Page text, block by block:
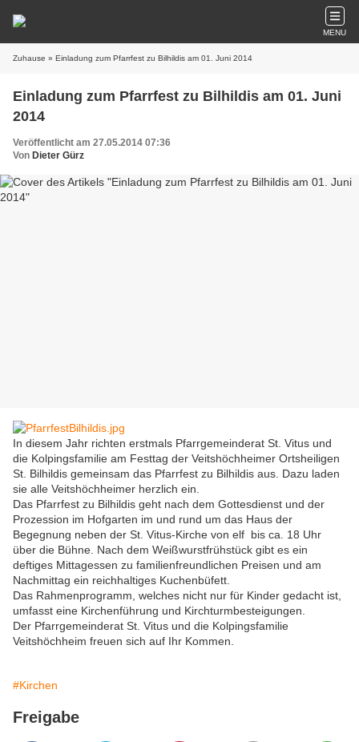
MENU
Zuhause » Einladung zum Pfarrfest zu Bilhildis am 01. Juni 2014
Einladung zum Pfarrfest zu Bilhildis am 01. Juni
2014
Veröffentlicht am 27.05.2014 07:36
Von Dieter Gürz
In diesem Jahr richten erstmals Pfarrgemeinderat St. Vitus und
die Kolpingsfamilie am Festtag der Veitshöchheimer Ortsheiligen
St. Bilhildis gemeinsam das Pfarrfest zu Bilhildis aus. Dazu laden
sie alle Veitshöchheimer herzlich ein.
Das Pfarrfest zu Bilhildis geht nach dem Gottesdienst und der
Prozession im Hofgarten im und rund um das Haus der
Begegnung neben der St. Vitus-Kirche von elf bis ca. 18 Uhr
über die Bühne. Nach dem Weißwurstfrühstück gibt es ein
deftiges Mittagessen zu familienfreundlichen Preisen und am
Nachmittag ein reichhaltiges Kuchenbüfett.
Das Rahmenprogramm, welches nicht nur für Kinder gedacht ist,
umfasst eine Kirchenführung und Kirchturmbesteigungen.
Der Pfarrgemeinderat St. Vitus und die Kolpingsfamilie
Veitshöchheim freuen sich auf Ihr Kommen.
#Kirchen
Freigabe